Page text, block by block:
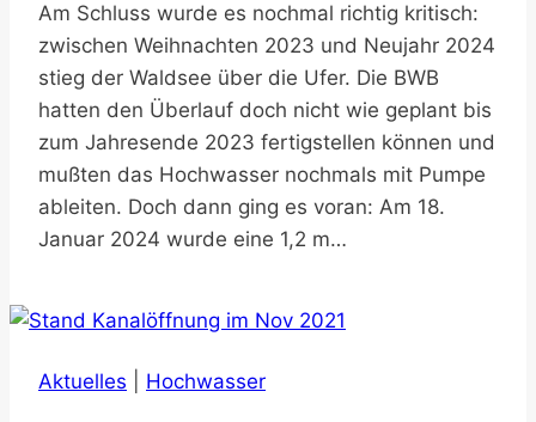
Am Schluss wurde es nochmal richtig kritisch:
zwischen Weihnachten 2023 und Neujahr 2024
stieg der Waldsee über die Ufer. Die BWB
hatten den Überlauf doch nicht wie geplant bis
zum Jahresende 2023 fertigstellen können und
mußten das Hochwasser nochmals mit Pumpe
ableiten. Doch dann ging es voran: Am 18.
Januar 2024 wurde eine 1,2 m…
Aktuelles Hochwasser